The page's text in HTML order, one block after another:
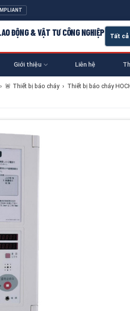
ĐỘNG & VẬT TƯ CÔNG NGHIỆP
Giới thiệu Liên hệ
› 🚨 Thiết bị báo cháy › Thiết bị báo cháy